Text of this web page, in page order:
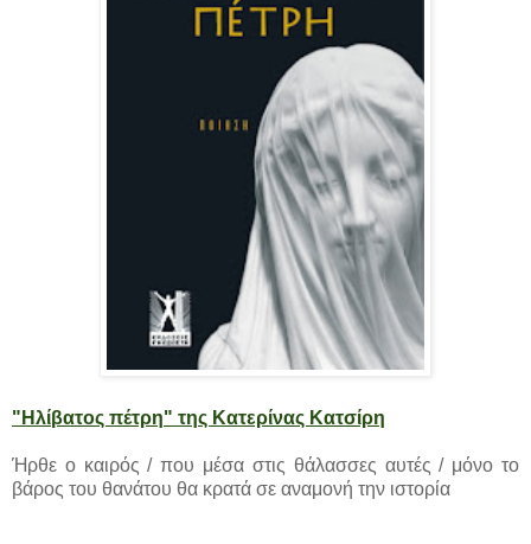
"Ηλίβατος πέτρη" της Κατερίνας Κατσίρη
Ήρθε ο καιρός / που μέσα στις θάλασσες αυτές / μόνο το
βάρος του θανάτου θα κρατά σε αναμονή την ιστορία